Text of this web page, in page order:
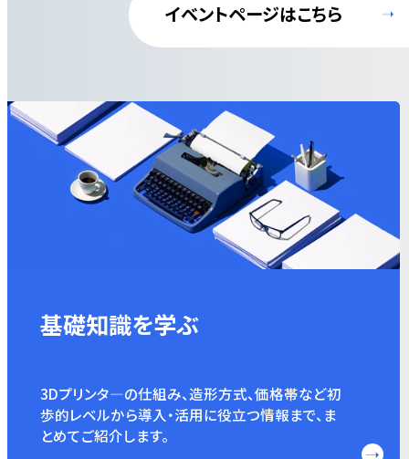
イベントページはこちら
基礎知識を学ぶ
3Dプリンタ―の仕組み、造形方式、価格帯など初
歩的レベルから導入・活用に役立つ情報まで、ま
とめてご紹介します。